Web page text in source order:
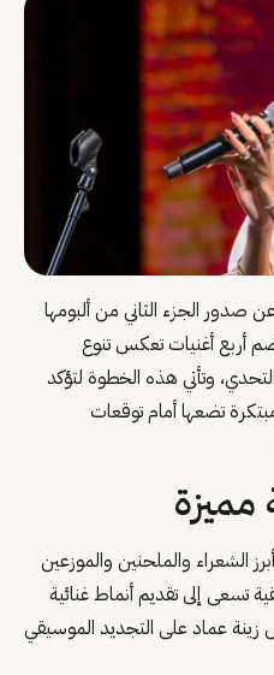
صدور الجزء الثاني من ألبومها
أربع أغنيات تعكس تنوع
وتأتي هذه الخطوة لتؤكد
تضعها أمام توقعات
مميزة
الشعراء والملحنين والموزعين
تسعى إلى تقديم أنماط غنائية
عماد على التجديد الموسيقي